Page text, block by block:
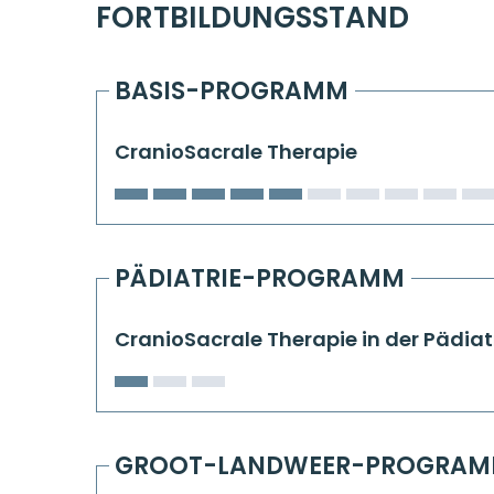
FORTBILDUNGSSTAND
BASIS-PROGRAMM
CranioSacrale Therapie
PÄDIATRIE-PROGRAMM
CranioSacrale Therapie in der
GROOT-LANDWEER-